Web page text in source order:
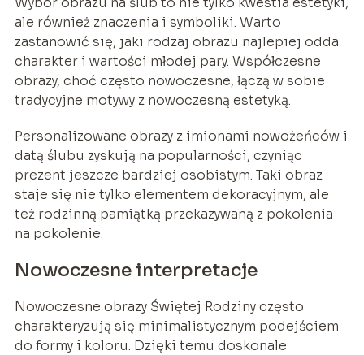
ale również znaczenia i symboliki. Warto
zastanowić się, jaki rodzaj obrazu najlepiej odda
charakter i wartości młodej pary. Współczesne
obrazy, choć często nowoczesne, łączą w sobie
tradycyjne motywy z nowoczesną estetyką.
Personalizowane obrazy z imionami nowożeńców i
datą ślubu zyskują na popularności, czyniąc
prezent jeszcze bardziej osobistym. Taki obraz
staje się nie tylko elementem dekoracyjnym, ale
też rodzinną pamiątką przekazywaną z pokolenia
na pokolenie.
Nowoczesne interpretacje
Nowoczesne obrazy Świętej Rodziny często
charakteryzują się minimalistycznym podejściem
do formy i koloru. Dzięki temu doskonale